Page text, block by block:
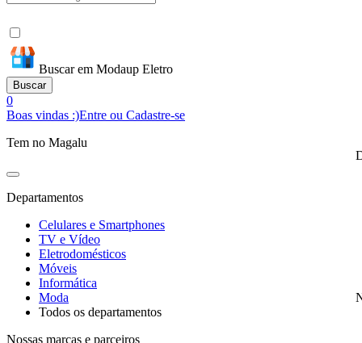
Buscar em Modaup Eletro
Buscar
0
Boas vindas :)Entre ou Cadastre-se
Tem no Magalu
Departamentos
Celulares e Smartphones
TV e Vídeo
Eletrodomésticos
Móveis
Informática
Moda
Todos os departamentos
Nossas marcas e parceiros